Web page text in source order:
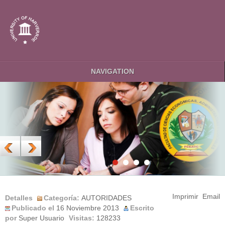
NAVIGATION
Imprimir Email
Detalles Categoría: AUTORIDADES
Publicado el 16 Noviembre 2013
Escrito
por Super Usuario Visitas: 128233